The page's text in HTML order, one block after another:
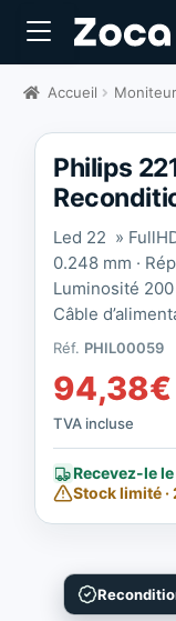
Accueil
Philips
Led 22 »
0.248 mm ·
Luminosité 200
Câble
Réf. PHIL00059
94,38€
TVA incluse
Recevez-le
Stock limité